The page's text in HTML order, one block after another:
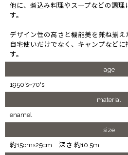
他に、煮込み料理やスープなどの調理
す。
デザイン性の高さと機能美を兼ね揃え
自宅使いだけでなく、キャンプなど
す。
age
1950's~70's
material
enamel
size
約15cm×25cm 深さ 約10.5m